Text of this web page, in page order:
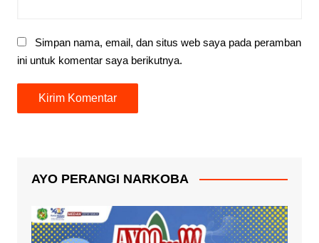
Simpan nama, email, dan situs web saya pada peramban
ini untuk komentar saya berikutnya.
AYO PERANGI NARKOBA